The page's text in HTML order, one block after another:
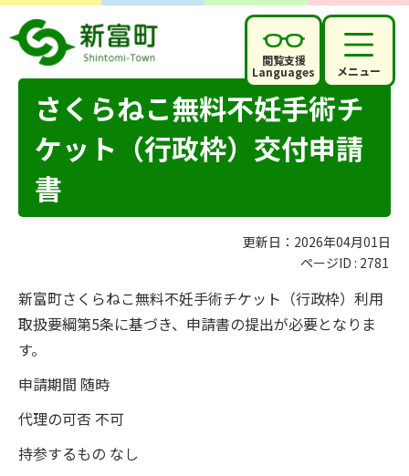
閲覧支援
Languages メニュー
さくらねこ無料不妊手術チ
ケット（行政枠）交付申請
書
更新日：2026年04月01日
ページID : 2781
新富町さくらねこ無料不妊手術チケット（行政枠）利用
取扱要綱第5条に基づき、申請書の提出が必要となりま
す。
申請期間 随時
代理の可否 不可
持参するもの なし